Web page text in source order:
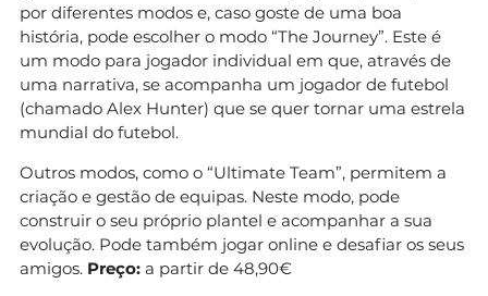
por diferentes modos e, caso goste de uma boa
história, pode escolher o modo “The Journey”. Este é
um modo para jogador individual em que, através de
uma narrativa, se acompanha um jogador de futebol
(chamado Alex Hunter) que se quer tornar uma estrela
mundial do futebol.
Outros modos, como o “Ultimate Team”, permitem a
criação e gestão de equipas. Neste modo, pode
construir o seu próprio plantel e acompanhar a sua
evolução. Pode também jogar online e desafiar os seus
amigos. Preço: a partir de 48,90€